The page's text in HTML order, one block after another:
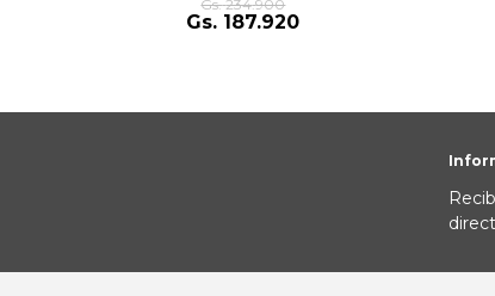
Gs. 234.900
Gs. 187.920